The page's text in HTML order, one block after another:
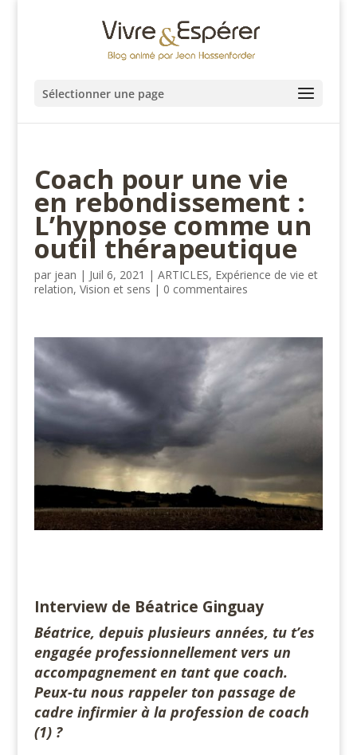
Sélectionner une page
Coach pour une vie
en rebondissement :
L’hypnose comme un
outil thérapeutique
par jean | Juil 6, 2021 | ARTICLES, Expérience de vie et
relation, Vision et sens | 0 commentaires
Interview de Béatrice Ginguay
Béatrice, depuis plusieurs années, tu t’es
engagée professionnellement vers un
accompagnement en tant que coach.
Peux-tu nous rappeler ton passage de
cadre infirmier à la profession de coach
(1) ?